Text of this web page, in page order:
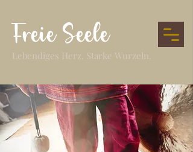
Freie Seele
Lebendiges Herz. Starke Wurzeln.